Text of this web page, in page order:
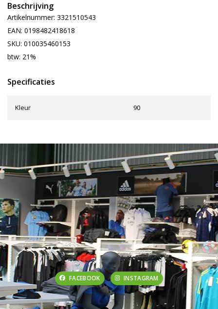
Beschrijving
Artikelnummer: 3321510543
EAN: 0198482418618
SKU: 010035460153
btw: 21%
Specificaties
Kleur 90
FACEBOOK INSTAGRAM